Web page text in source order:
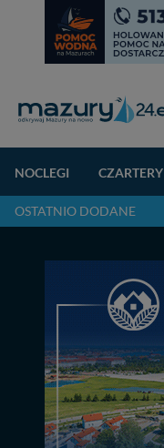
NOCLEGI CZARTERY
OSTATNIO DODANE